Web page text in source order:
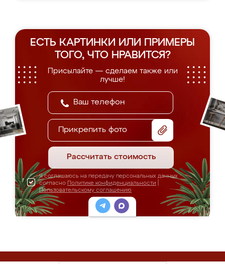
ЕСТЬ КАРТИНКИ ИЛИ ПРИМЕРЫ
ТОГО, ЧТО НРАВИТСЯ?
Присылайте — сделаем также или
лучше!
Прикрепить фото
Рассчитать стоимость
Я соглашаюсь на передачу персональных данных
согласно Политике конфиденциальности
Пользовательскому соглашению